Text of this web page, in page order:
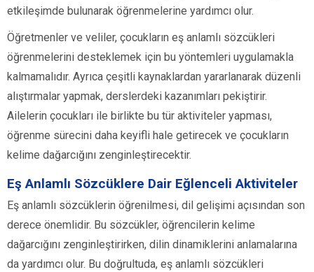
etkileşimde bulunarak öğrenmelerine yardımcı olur.
Öğretmenler ve veliler, çocukların eş anlamlı sözcükleri
öğrenmelerini desteklemek için bu yöntemleri uygulamakla
kalmamalıdır. Ayrıca çeşitli kaynaklardan yararlanarak düzenli
alıştırmalar yapmak, derslerdeki kazanımları pekiştirir.
Ailelerin çocukları ile birlikte bu tür aktiviteler yapması,
öğrenme sürecini daha keyifli hale getirecek ve çocukların
kelime dağarcığını zenginleştirecektir.
Eş Anlamlı Sözcüklere Dair Eğlenceli Aktiviteler
Eş anlamlı sözcüklerin öğrenilmesi, dil gelişimi açısından son
derece önemlidir. Bu sözcükler, öğrencilerin kelime
dağarcığını zenginleştirirken, dilin dinamiklerini anlamalarına
da yardımcı olur. Bu doğrultuda, eş anlamlı sözcükleri